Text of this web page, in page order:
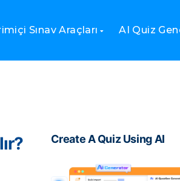
Sınav Araçları AI Quiz
Create A Quiz Using AI